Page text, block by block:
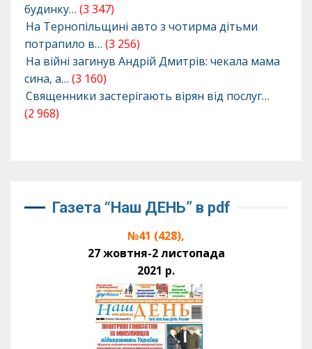
будинку… (3 347)
На Тернопільщині авто з чотирма дітьми
потрапило в… (3 256)
На війні загинув Андрій Дмитрів: чекала мама
сина, а… (3 160)
Священники застерігають вірян від послуг…
(2 968)
Газета “Наш ДЕНЬ” в pdf
№41 (428),
27 жовтня-2 листопада
2021 р.